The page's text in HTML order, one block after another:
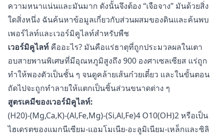
ความหนาแน่นและมันมาก ดังนั้นจึงต้อง “เจือจาง” มันด้วยสิ่ง
ใดสิ่งหนึ่ง ฉันค้นหาข้อมูลเกี่ยวกับส่วนผสมของดินและค้นพบ
เพอร์ไลท์และเวอร์มิคูไลท์สำหรับพืช
เวอร์มิคูไลท์ คืออะไร? มันคือแร่ธาตุที่ถูกประมวลผลในเตา
อบสายพานพิเศษที่มีอุณหภูมิสูงถึง 900 องศาเซลเซียส แร่ถูก
ทำให้พองตัวเป็นชั้น ๆ จนดูคล้ายเส้นก๋วยเตี๋ยว และในขั้นตอน
ถัดไปจะถูกทำลายให้แตกเป็นชิ้นส่วนขนาดต่าง ๆ
สูตรเคมีของเวอร์มิคูไลท์:
(Н20)-(Мg,Ca,K)-(Al,Fe,Mg)-(Si,Al,Fe)4 O10(OH)2 หรือเป็น
ไฮเดรตของแมกนีเซียม-แอมโมเนีย-อะลูมิเนียม-เหล็กและซิลิ